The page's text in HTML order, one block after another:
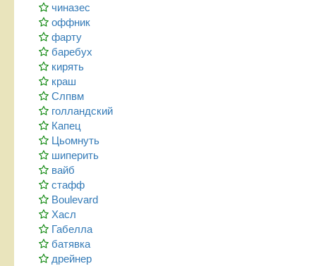
чиназес
оффник
фарту
баребух
кирять
краш
Слпвм
голландский
Капец
Цьомнуть
шиперить
вайб
стафф
Boulevard
Хасл
Габелла
батявка
дрейнер